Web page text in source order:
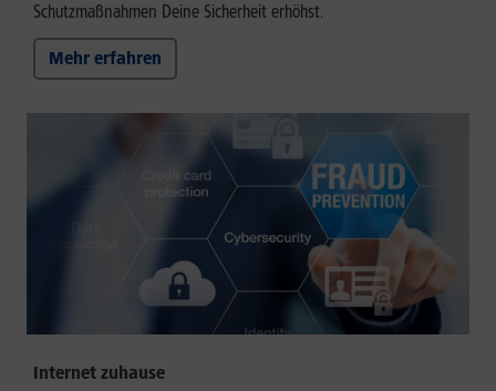
Schutzmaßnahmen Deine Sicherheit erhöhst.
Mehr erfahren
Internet zuhause